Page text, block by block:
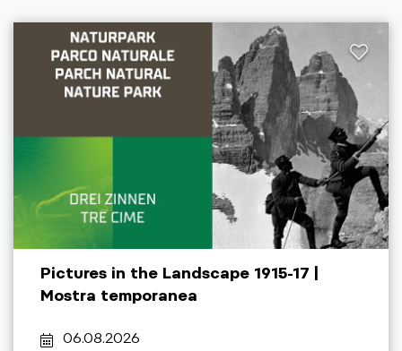
Pictures in the Landscape 1915-17 |
Mostra temporanea
06.08.2026